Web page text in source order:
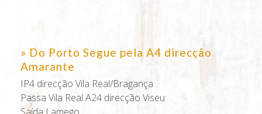
» Do Porto Segue pela A4 direcção
Amarante
IP4 direcção Vila Real/Bragança
Passa Vila Real A24 direcção Viseu